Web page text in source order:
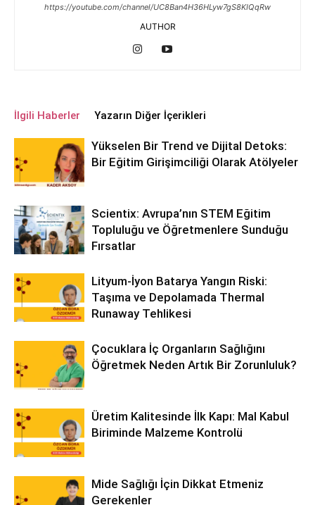
https://youtube.com/channel/UC8Ban4H36HLyw7gS8KIQqRw
AUTHOR
İlgili Haberler Yazarın Diğer İçerikleri
Yükselen Bir Trend ve Dijital Detoks:
Bir Eğitim Girişimciliği Olarak Atölyeler
Scientix: Avrupa’nın STEM Eğitim
Topluluğu ve Öğretmenlere Sunduğu
Fırsatlar
Lityum-İyon Batarya Yangın Riski:
Taşıma ve Depolamada Thermal
Runaway Tehlikesi
Çocuklara İç Organların Sağlığını
Öğretmek Neden Artık Bir Zorunluluk?
Üretim Kalitesinde İlk Kapı: Mal Kabul
Biriminde Malzeme Kontrolü
Mide Sağlığı İçin Dikkat Etmeniz
Gerekenler